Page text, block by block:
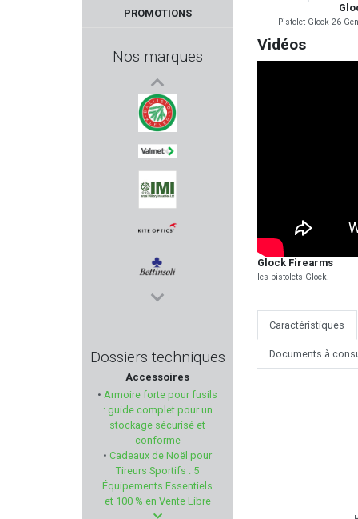
PROMOTIONS
Nos marques
HERA ARMS
BALLISTOL
VALMET
I.M.I
KITE OPTICS
BETTINSOLI
NRA-FUD
KORTH
TRIVISA
BARNES
Dossiers techniques
Accessoires
• Armoire forte pour fusils
: guide complet pour un
stockage sécurisé et
conforme
• Cadeaux de Noël pour
Tireurs Sportifs : 5
Équipements Essentiels
et 100 % en Vente Libre
Pistolet Glock 26
Vidéos
Glock Firearms
les pistolets Glock.
Caractéristiques
Documents à